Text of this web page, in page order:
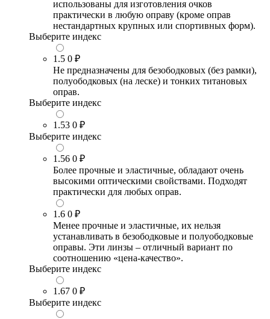
использованы для изготовления очков
практически в любую оправу (кроме оправ
нестандартных крупных или спортивных форм).
Выберите индекс
1.5 0 ₽
Не предназначены для безободковых (без рамки),
полуободковых (на леске) и тонких титановых
оправ.
Выберите индекс
1.53 0 ₽
Выберите индекс
1.56 0 ₽
Более прочные и эластичные, обладают очень
высокими оптическими свойствами. Подходят
практически для любых оправ.
1.6 0 ₽
Менее прочные и эластичные, их нельзя
устанавливать в безободковые и полуободковые
оправы. Эти линзы – отличный вариант по
соотношению «цена-качество».
Выберите индекс
1.67 0 ₽
Выберите индекс